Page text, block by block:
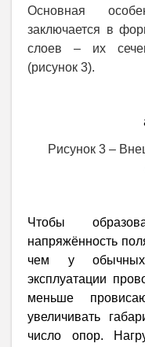
Основная
заключается в
слоев – их
(рисунок 3).
Рисунок 3 –
Чтобы
напряжённость
чем у
эксплуатации
меньше
увеличивать
число опор.